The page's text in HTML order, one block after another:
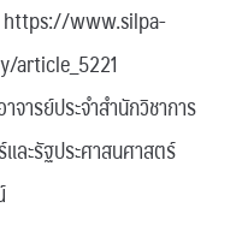
https://www.silpa-
article_5221
ารย์ประจำสำนักวิชาการ
ละรัฐประศาสนศาสตร์